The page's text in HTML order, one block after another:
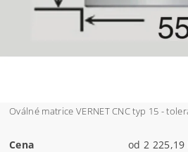
Oválné matrice VERNET CNC typ 15 -
Cena